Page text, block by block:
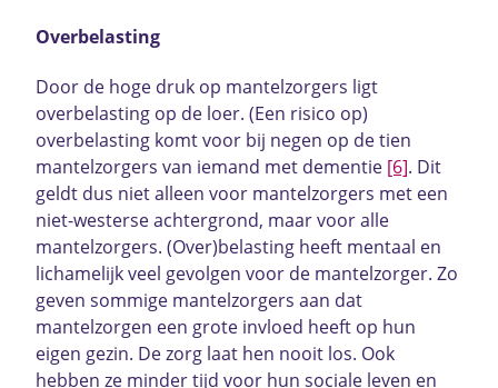
Overbelasting
Door de hoge druk op mantelzorgers ligt
overbelasting op de loer. (Een risico op)
overbelasting komt voor bij negen op de tien
mantelzorgers van iemand met dementie [6]. Dit
geldt dus niet alleen voor mantelzorgers met een
niet-westerse achtergrond, maar voor alle
mantelzorgers. (Over)belasting heeft mentaal en
lichamelijk veel gevolgen voor de mantelzorger. Zo
geven sommige mantelzorgers aan dat
mantelzorgen een grote invloed heeft op hun
eigen gezin. De zorg laat hen nooit los. Ook
hebben ze minder tijd voor hun sociale leven en